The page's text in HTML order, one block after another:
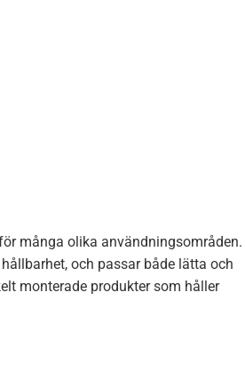
många olika användningsområden.
och passar både lätta och
monterade produkter som håller